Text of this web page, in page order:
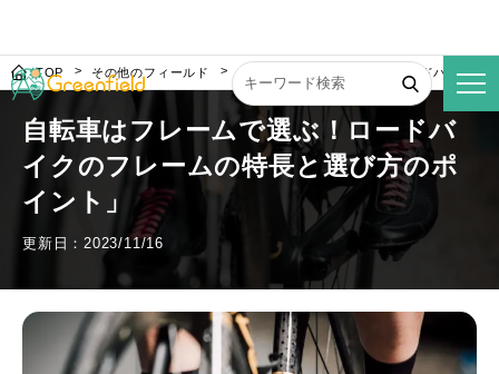
TOP その他のフィールド 自転車はフレームで選ぶ！ロードバイクの
自転車はフレームで選ぶ！ロードバ
イクのフレームの特長と選び方のポ
イント」
更新日：2023/11/16